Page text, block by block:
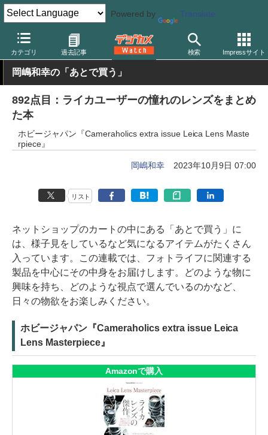
Powered by Translate
カテゴリ 過去記事 検索 Impressサイト
デジカメ Watch レンズ 交換レンズ ライカ
岡嶋和幸の「あとで買う」
892点目：ライカユーザーの憧れのレンズをまとめ
た本
ホビージャパン『Cameraholics extra issue Leica Lens Maste
rpiece』
岡嶋和幸 2023年10月9日 07:00
リスト
ネットショップのカートの中にある「あとで買う」に
は、様子見をしているなど気になるアイテムがたくさん
入っています。この連載では、フォトライフに関連する
製品を中心にその中身をお届けします。どのような物に
興味を持ち、どのような視点で選んでいるのかなど、
日々の物欲をお楽しみください。
ホビージャパン『Cameraholics extra issue Leica
Lens Masterpiece』
Amazonで購入